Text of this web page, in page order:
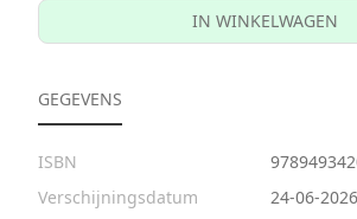
IN WINKELWAGEN
GEGEVENS
ISBN
Verschijningsdatum
24-06-2026